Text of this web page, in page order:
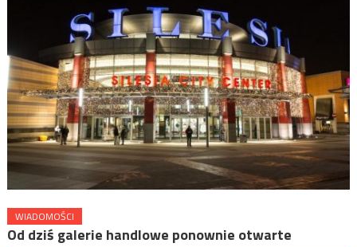
WIADOMOŚCI
Od dziś galerie handlowe ponownie otwarte